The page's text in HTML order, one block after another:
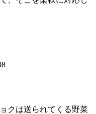
クは送られてくる野菜